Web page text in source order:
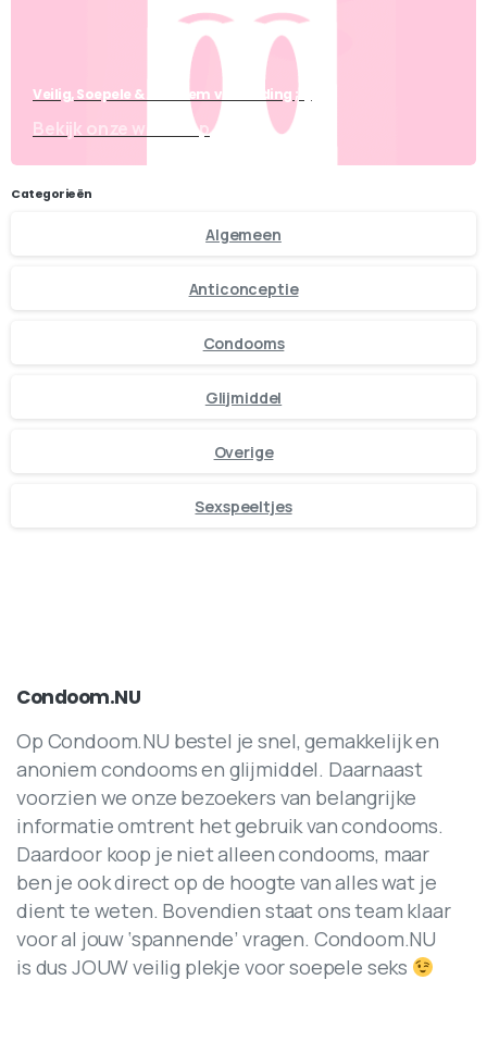
Veilig, Soepele & Anoniem verzending ;-)
Bekijk onze webshop
Categorieën
Algemeen
Anticonceptie
Condooms
Glijmiddel
Overige
Sexspeeltjes
Condoom.NU
Op Condoom.NU bestel je snel, gemakkelijk en
anoniem condooms en glijmiddel. Daarnaast
voorzien we onze bezoekers van belangrijke
informatie omtrent het gebruik van condooms.
Daardoor koop je niet alleen condooms, maar
ben je ook direct op de hoogte van alles wat je
dient te weten. Bovendien staat ons team klaar
voor al jouw ‘spannende’ vragen. Condoom.NU
is dus JOUW veilig plekje voor soepele seks